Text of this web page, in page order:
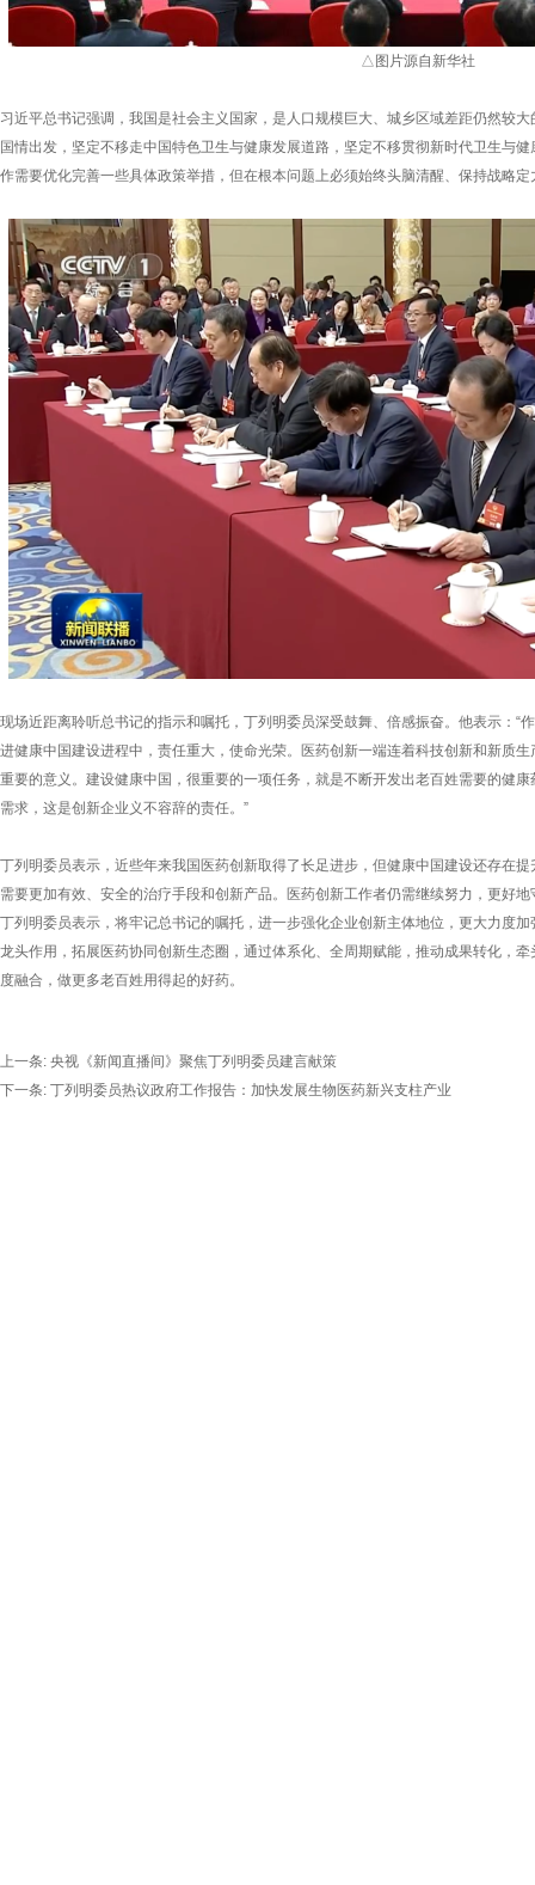
△图片源自新华社
习近平总书记强调，我国是社会主义国家，是人口规模巨大、城乡区域差距仍然较
国情出发，坚定不移走中国特色卫生与健康发展道路，坚定不移贯彻新时代卫生与
作需要优化完善一些具体政策举措，但在根本问题上必须始终头脑清醒、保持战略定
现场近距离聆听总书记的指示和嘱托，丁列明委员深受鼓舞、倍感振奋。他表示：“
进健康中国建设进程中，责任重大，使命光荣。医药创新一端连着科技创新和新质
重要的意义。建设健康中国，很重要的一项任务，就是不断开发出老百姓需要的健
需求，这是创新企业义不容辞的责任。”
丁列明委员表示，近些年来我国医药创新取得了长足进步，但健康中国建设还存在
需要更加有效、安全的治疗手段和创新产品。医药创新工作者仍需继续努力，更好
丁列明委员表示，将牢记总书记的嘱托，进一步强化企业创新主体地位，更大力度
龙头作用，拓展医药协同创新生态圈，通过体系化、全周期赋能，推动成果转化，
度融合，做更多老百姓用得起的好药。
上一条: 央视《新闻直播间》聚焦丁列明委员建言献策
下一条: 丁列明委员热议政府工作报告：加快发展生物医药新兴支柱产业